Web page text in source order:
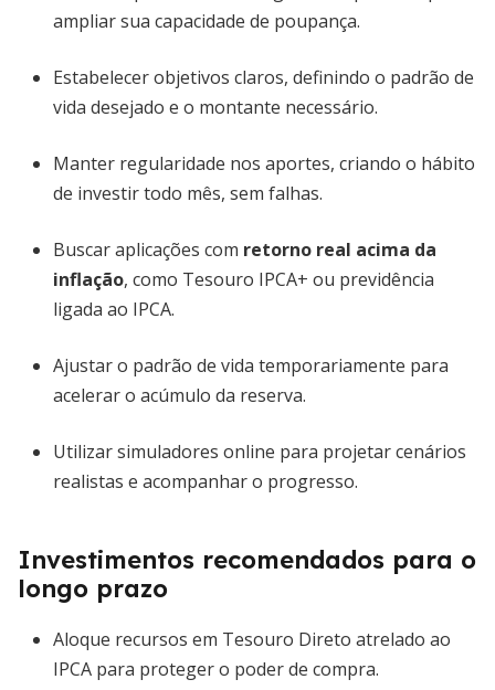
ampliar sua capacidade de poupança.
Estabelecer objetivos claros, definindo o padrão de
vida desejado e o montante necessário.
Manter regularidade nos aportes, criando o hábito
de investir todo mês, sem falhas.
Buscar aplicações com retorno real acima da
inflação, como Tesouro IPCA+ ou previdência
ligada ao IPCA.
Ajustar o padrão de vida temporariamente para
acelerar o acúmulo da reserva.
Utilizar simuladores online para projetar cenários
realistas e acompanhar o progresso.
Investimentos recomendados para o
longo prazo
Aloque recursos em Tesouro Direto atrelado ao
IPCA para proteger o poder de compra.